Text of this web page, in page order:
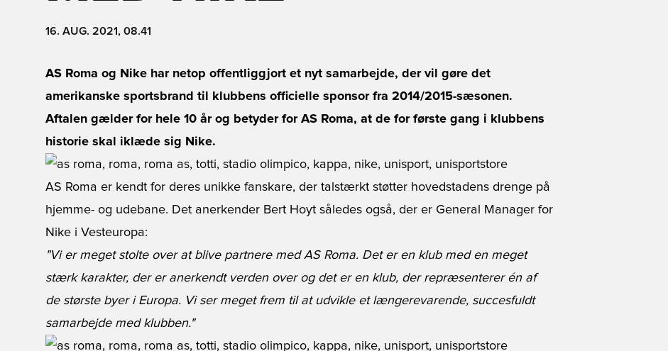
16. AUG. 2021, 08.41
AS Roma og Nike har netop offentliggjort et nyt samarbejde, der vil gøre det
amerikanske sportsbrand til klubbens officielle sponsor fra 2014/2015-sæsonen.
Aftalen gælder for hele 10 år og betyder for AS Roma, at de for første gang i klubbens
historie skal iklæde sig Nike.
AS Roma er kendt for deres unikke fanskare, der talstærkt støtter hovedstadens drenge på
hjemme- og udebane. Det anerkender Bert Hoyt således også, der er General Manager for
Nike i Vesteuropa:
"Vi er meget stolte over at blive partnere med AS Roma. Det er en klub med en meget
stærk karakter, der er anerkendt verden over og det er en klub, der repræsenterer én af
de største byer i Europa. Vi ser meget frem til at udvikle et længerevarende, succesfuldt
samarbejde med klubben."